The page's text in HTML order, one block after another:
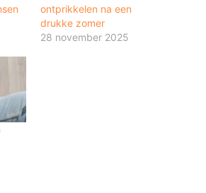
ontprikkelen na een
drukke zomer
28 november 2025